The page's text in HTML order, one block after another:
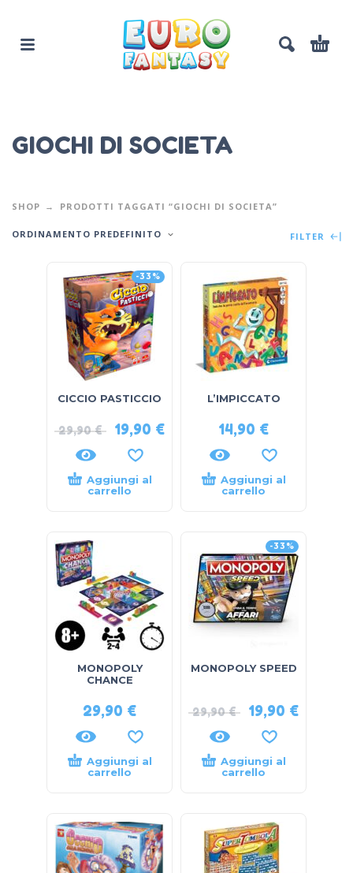
GIOCHI DI SOCIETA
SHOP PRODOTTI TAGGATI “GIOCHI DI SOCIETA”
ORDINAMENTO PREDEFINITO FILTER
-33%
CICCIO PASTICCIO
29,90€ 19,90 €
Aggiungi al
carrello
L’IMPICCATO
14,90 €
Aggiungi al
carrello
MONOPOLY
CHANCE
29,90 €
Aggiungi al
carrello
-33%
MONOPOLY SPEED
29,90€ 19,90 €
Aggiungi al
carrello